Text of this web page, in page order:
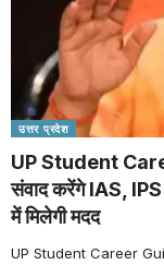
उत्तर प्रदेश
UP Student
संवाद करेंगे IAS, IPS
में मिलेगी मदद
UP Student Career